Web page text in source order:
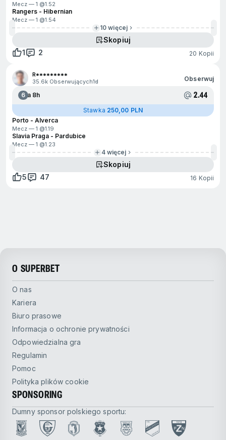
Mecz — 1 @1.52
Rangers - Hibernian
Mecz — 1 @1.54
10 więcej
Skopiuj
1
2 20 Kopii
R*********
35.6k Obserwujących1d Obserwuj
6Za 8h 2.44
Stawka 250,00 PLN
Porto - Alverca
Mecz — 1 @1.19
Slavia Praga - Pardubice
Mecz — 1 @1.23
4 więcej
Skopiuj
5
47 16 Kopii
O SUPERBET
O nas
Kariera
Biuro prasowe
Informacja o ochronie prywatności
Odpowiedzialna gra
Regulamin
Pomoc
Polityka plików cookie
SPONSORING
Dumny sponsor polskiego sportu: